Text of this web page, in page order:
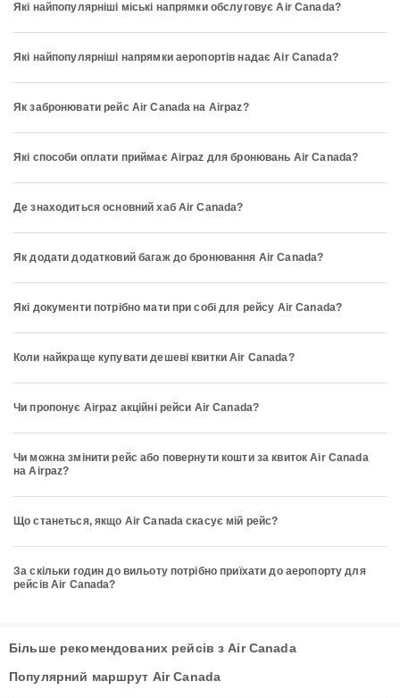
Які найпопулярніші міські напрямки обслуговує Air Canada?
Які найпопулярніші напрямки аеропортів надає Air Canada?
Як забронювати рейс Air Canada на Airpaz?
Які способи оплати приймає Airpaz для бронювань Air Canada?
Де знаходиться основний хаб Air Canada?
Як додати додатковий багаж до бронювання Air Canada?
Які документи потрібно мати при собі для рейсу Air Canada?
Коли найкраще купувати дешеві квитки Air Canada?
Чи пропонує Airpaz акційні рейси Air Canada?
Чи можна змінити рейс або повернути кошти за квиток Air Canada
на Airpaz?
Що станеться, якщо Air Canada скасує мій рейс?
За скільки годин до вильоту потрібно приїхати до аеропорту для
рейсів Air Canada?
Більше рекомендованих рейсів з Air Canada
Популярний маршрут Air Canada